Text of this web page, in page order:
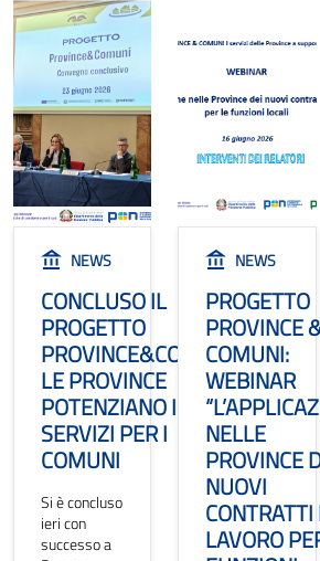
NEWS
CONCLUSO IL
PROGETTO
PROVINCE&COMUNI:
LE PROVINCE
POTENZIANO I
SERVIZI PER I
COMUNI
Si è concluso
ieri con
successo a
NEWS
PROGETTO
PROVINCE
COMUNI:
WEBINAR
NELLE
PROVINCE
NUOVI
CONTRATTI
LAVORO